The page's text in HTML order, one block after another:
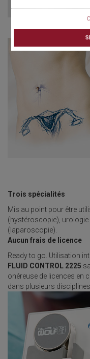
Trois spécialités
Mis au point pour être
(hystéroscopie),
(laparoscopie).
Aucun frais de licence
Ready to go. Utilisation
FLUID CONTROL 2225
onéreuse de licences en
dans plusieurs